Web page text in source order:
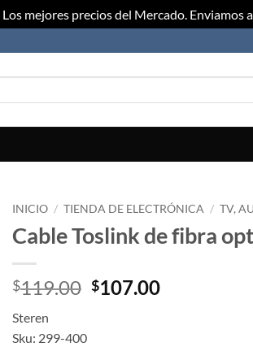
Los mejores precios del Mercado. Enviamos
INICIO / TIENDA DE ELECTRÓNICA / TV,
Cable Toslink de fibra
$119.00 $107.00
Steren
Sku: 299-400